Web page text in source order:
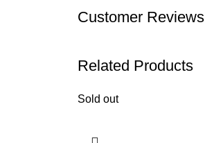
Customer Reviews
Related Products
Sold out